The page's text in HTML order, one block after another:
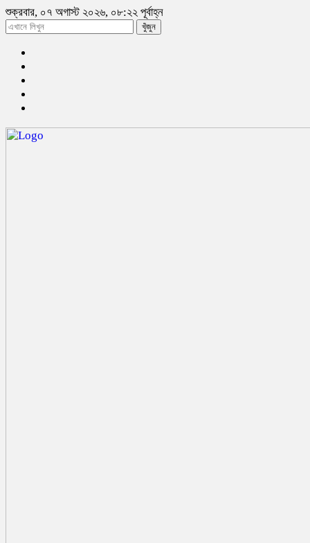
শুক্রবার, ০৭ অগাস্ট ২০২৬, ০৮:২২ পূর্বাহ্ন
খুঁজুন